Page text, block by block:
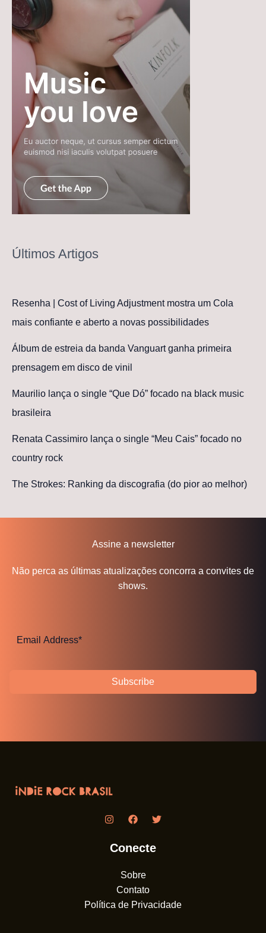
Últimos Artigos
Resenha | Cost of Living Adjustment mostra um Cola
mais confiante e aberto a novas possibilidades
Álbum de estreia da banda Vanguart ganha primeira
prensagem em disco de vinil
Maurilio lança o single “Que Dó” focado na black music
brasileira
Renata Cassimiro lança o single “Meu Cais” focado no
country rock
The Strokes: Ranking da discografia (do pior ao melhor)
Assine a newsletter
Não perca as últimas atualizações concorra a convites de
shows.
Subscribe
Conecte
Sobre
Contato
Política de Privacidade